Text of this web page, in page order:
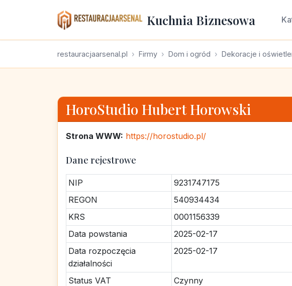
Kuchnia Biznesowa
restauracjaarsenal.pl Firmy Dom i ogród Dekoracje i
HoroStudio Hubert Horowski
Strona WWW: https://horostudio.pl/
Dane rejestrowe
NIP
9231747175
REGON
540934434
KRS
0001156339
Data powstania
2025-02-17
Data rozpoczęcia
działalności
2025-02-17
Status VAT Czynny